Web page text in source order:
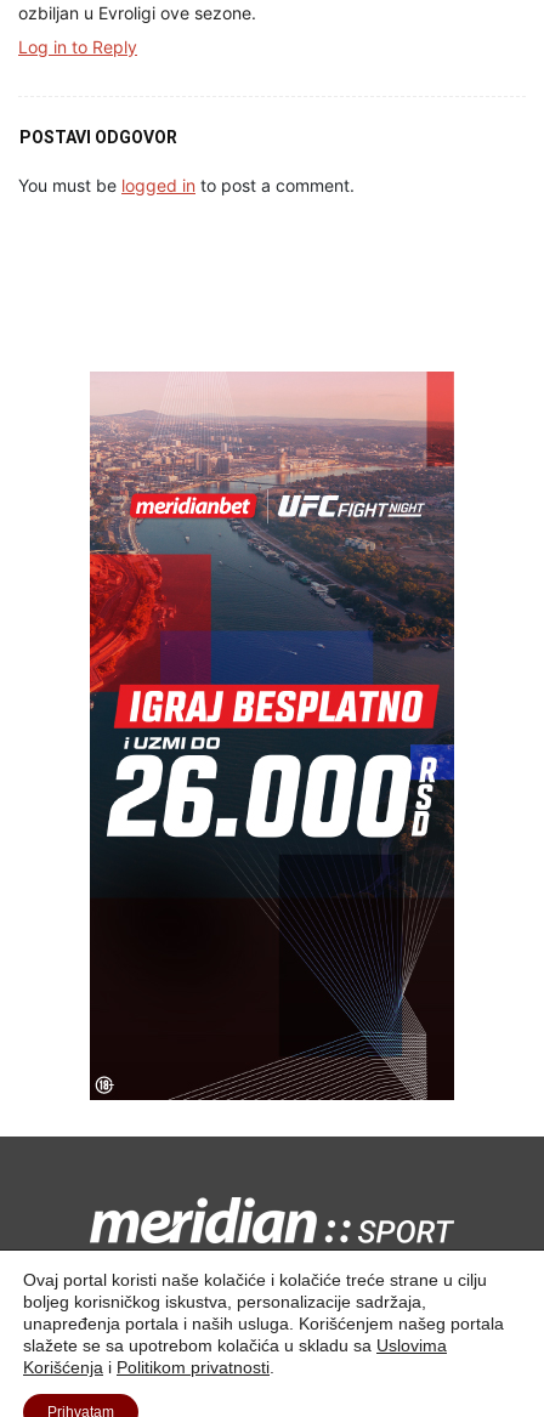
ozbiljan u Evroligi ove sezone.
Log in to Reply
POSTAVI ODGOVOR
You must be logged in to post a comment.
Kontaktirajte nas:redakcija@meridiansport.rs
Ovaj portal koristi naše kolačiće i kolačiće treće strane u cilju
boljeg korisničkog iskustva, personalizacije sadržaja,
unapređenja portala i naših usluga. Korišćenjem našeg portala
slažete se sa upotrebom kolačića u skladu sa Uslovima
Korišćenja i Politikom privatnosti
Prihvatam